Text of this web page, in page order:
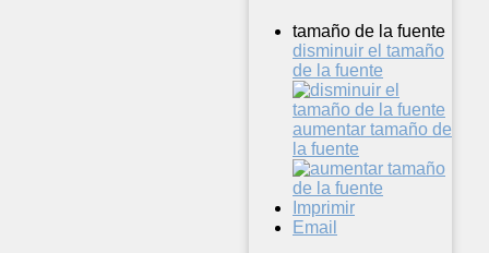
tamaño de la fuente
disminuir el tamaño
de la fuente
aumentar tamaño de
la fuente
Imprimir
Email